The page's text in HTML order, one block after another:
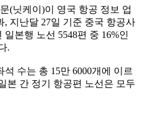
(닛케이)이 영국 항공 정보 업
지난달 27일 기준 중국 항공사
본행 노선 5548편 중 16%인
.
수는 총 15만 6000개에 이르
본 간 정기 항공편 노선은 모두